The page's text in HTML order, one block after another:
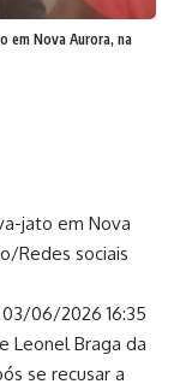
em Nova Aurora, na
jato em Nova
Redes sociais
06/2026 16:35
Leonel Braga da
se recusar a